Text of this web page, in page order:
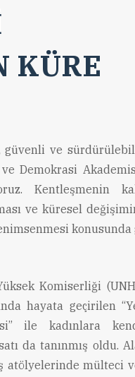
KÜRE
güvenli ve
Demokrasi
Kentleşmenin
ve küresel
konusunda
Komiserliği
hayata geçirilen
ile kadınlara
da tanınmış oldu.
atölyelerinde mülteci